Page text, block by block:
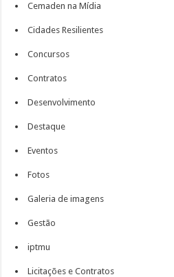
Cemaden na Mídia
Cidades Resilientes
Concursos
Contratos
Desenvolvimento
Destaque
Eventos
Fotos
Galeria de imagens
Gestão
iptmu
Licitações e Contratos